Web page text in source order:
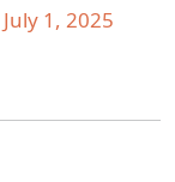
July 1, 2025